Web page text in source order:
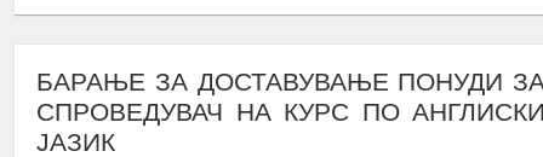
БАРАЊЕ ЗА ДОСТАВУВАЊЕ ПОНУДИ
СПРОВЕДУВАЧ НА КУРС ПО
ЈАЗИК